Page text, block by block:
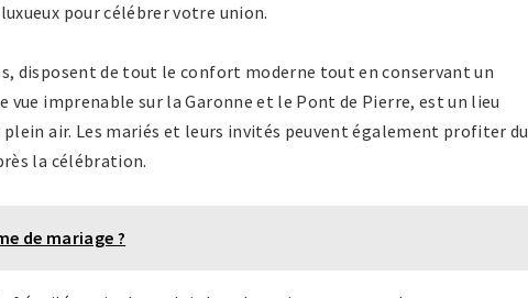
pour célébrer votre union.
disposent de tout le confort moderne tout en conservant un
vue imprenable sur la Garonne et le Pont de Pierre, est un lieu
air. Les mariés et leurs invités peuvent également profiter du
la célébration.
de mariage ?